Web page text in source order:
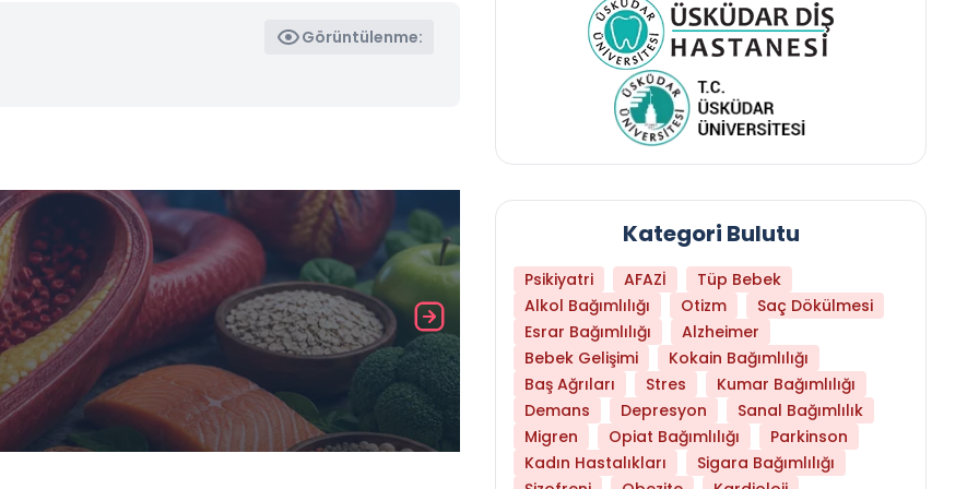
Görüntülenme:
Daha Az Protein Tüketmek Yaşlanmayı
Kategori Bulutu
Psikiyatri AFAZİ
Tüp Bebek
Alkol Bağımlılığı
Otizm
Saç Dökülmesi
Esrar Bağımlılığı
Alzheimer
Bebek Gelişimi
Kokain Bağımlılığı
Baş Ağrıları
Stres
Kumar Bağımlılığı
Demans
Depresyon
Sanal Bağımlılık
Migren
Opiat Bağımlılığı
Parkinson
Kadın Hastalıkları
Sigara Bağımlılığı